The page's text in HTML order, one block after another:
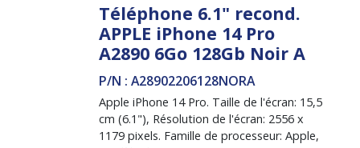
Téléphone 6.1" recond.
APPLE iPhone 14 Pro
A2890 6Go 128Gb Noir A
P/N : A28902206128NORA
Apple iPhone 14 Pro. Taille de l'écran: 15,5
cm (6.1"), Résolution de l'écran: 2556 x
1179 pixels. Famille de processeur: Apple,